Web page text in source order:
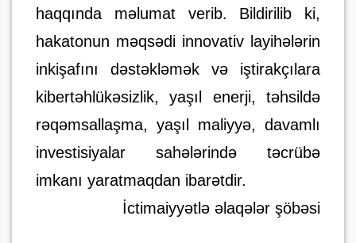
haqqında məlumat verib. Bildirilib ki,
hakatonun məqsədi innovativ layihələrin
inkişafını dəstəkləmək və iştirakçılara
kibertəhlükəsizlik, yaşıl enerji, təhsildə
rəqəmsallaşma, yaşıl maliyyə, davamlı
investisiyalar sahələrində təcrübə
imkanı yaratmaqdan ibarətdir.
İctimaiyyətlə əlaqələr şöbəsi